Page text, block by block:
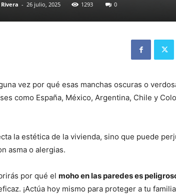
- 26 julio, 2025 1293 0
vez por qué esas manchas oscuras o
como España, México, Argentina, Chile y
la estética de la vivienda, sino que puede
asma o alergias.
por qué el moho en las paredes es
¡Actúa hoy mismo para proteger a tu